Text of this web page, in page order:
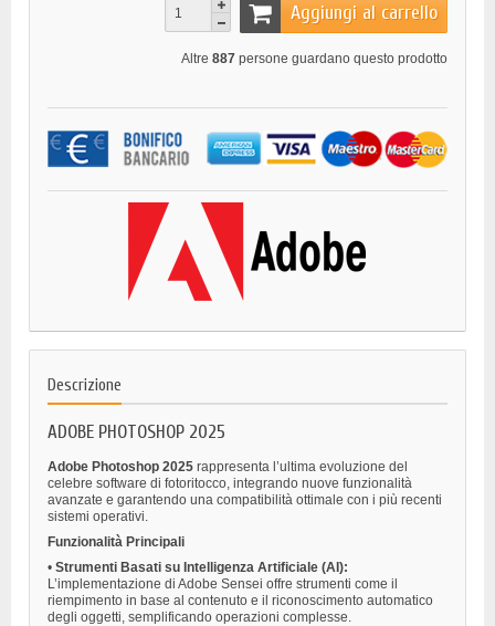
Aggiungi al carrello
Altre 887 persone guardano questo prodotto
Descrizione
ADOBE PHOTOSHOP 2025
Adobe Photoshop 2025 rappresenta l’ultima evoluzione del
celebre software di fotoritocco, integrando nuove funzionalità
avanzate e garantendo una compatibilità ottimale con i più recenti
sistemi operativi.
Funzionalità Principali
• Strumenti Basati su Intelligenza Artificiale (AI):
L’implementazione di Adobe Sensei offre strumenti come il
riempimento in base al contenuto e il riconoscimento automatico
degli oggetti, semplificando operazioni complesse.